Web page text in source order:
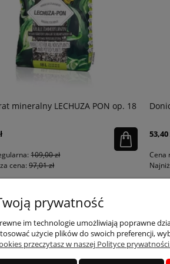
mineralny LECHUZA PON op. 18
109,00 zł
cena: 97,01 zł
53,40
Cena
MOJE KONTO
Twoje zamówienia
prywatność
im technologie umożliwiają poprawne
użycie plików do swoich preferencji,
przeczytasz w naszej Polityce